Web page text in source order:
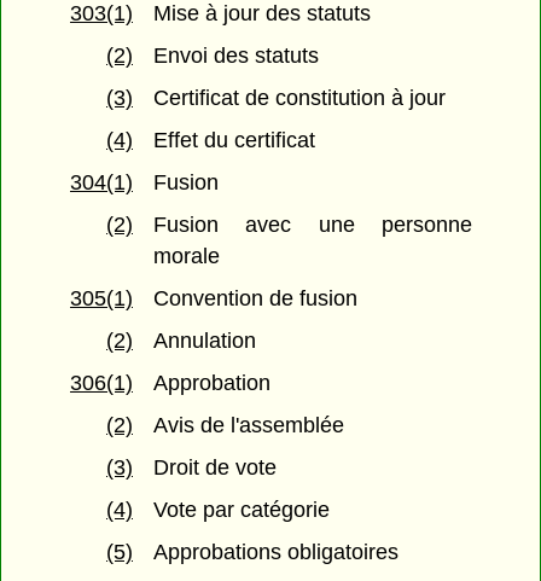
303(1)
Mise à jour des statuts
(2)
Envoi des statuts
(3)
Certificat de constitution à jour
(4)
Effet du certificat
304(1)
Fusion
(2)
Fusion avec une personne
morale
305(1)
Convention de fusion
(2)
Annulation
306(1)
Approbation
(2)
Avis de l'assemblée
(3)
Droit de vote
(4)
Vote par catégorie
(5)
Approbations obligatoires